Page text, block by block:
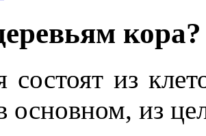
кора?
состоят из
основном, из